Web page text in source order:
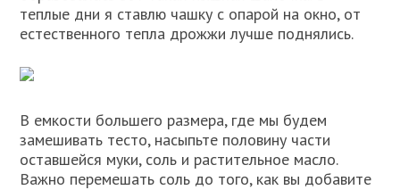
теплые дни я ставлю чашку с опарой на окно, от
естественного тепла дрожжи лучше поднялись.
В емкости большего размера, где мы будем
замешивать тесто, насыпьте половину части
оставшейся муки, соль и растительное масло.
Важно перемешать соль до того, как вы добавите